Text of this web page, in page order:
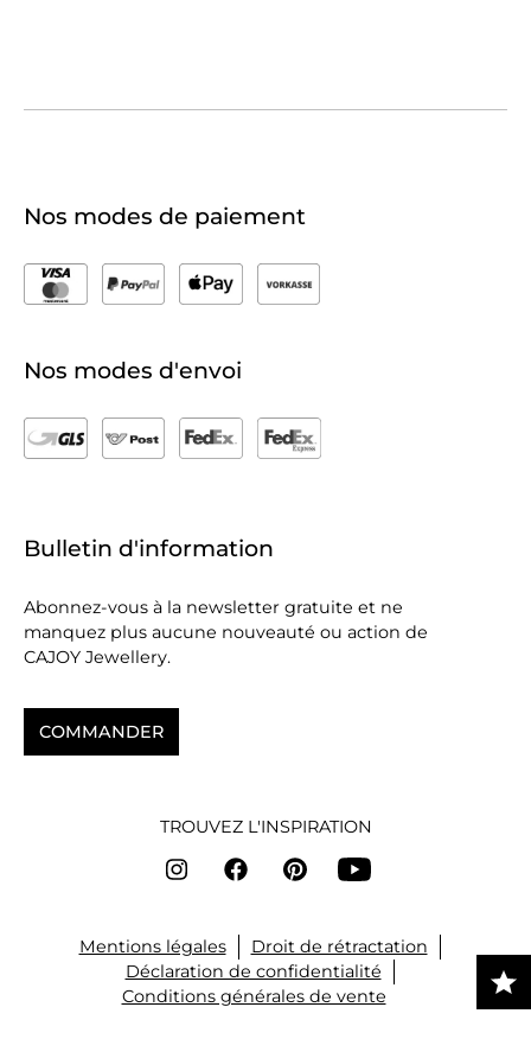
Nos modes de paiement
Nos modes d'envoi
Bulletin d'information
Abonnez-vous à la newsletter gratuite et ne
manquez plus aucune nouveauté ou action de
CAJOY Jewellery.
COMMANDER
TROUVEZ L'INSPIRATION
Mentions légales
Droit de rétractation
Déclaration de confidentialité
Conditions générales de vente